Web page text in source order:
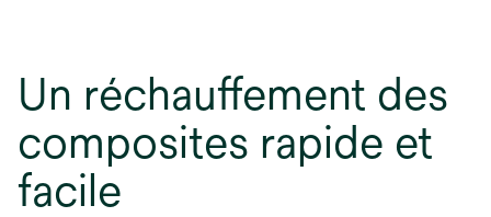
Un réchauffement des
composites rapide et
facile